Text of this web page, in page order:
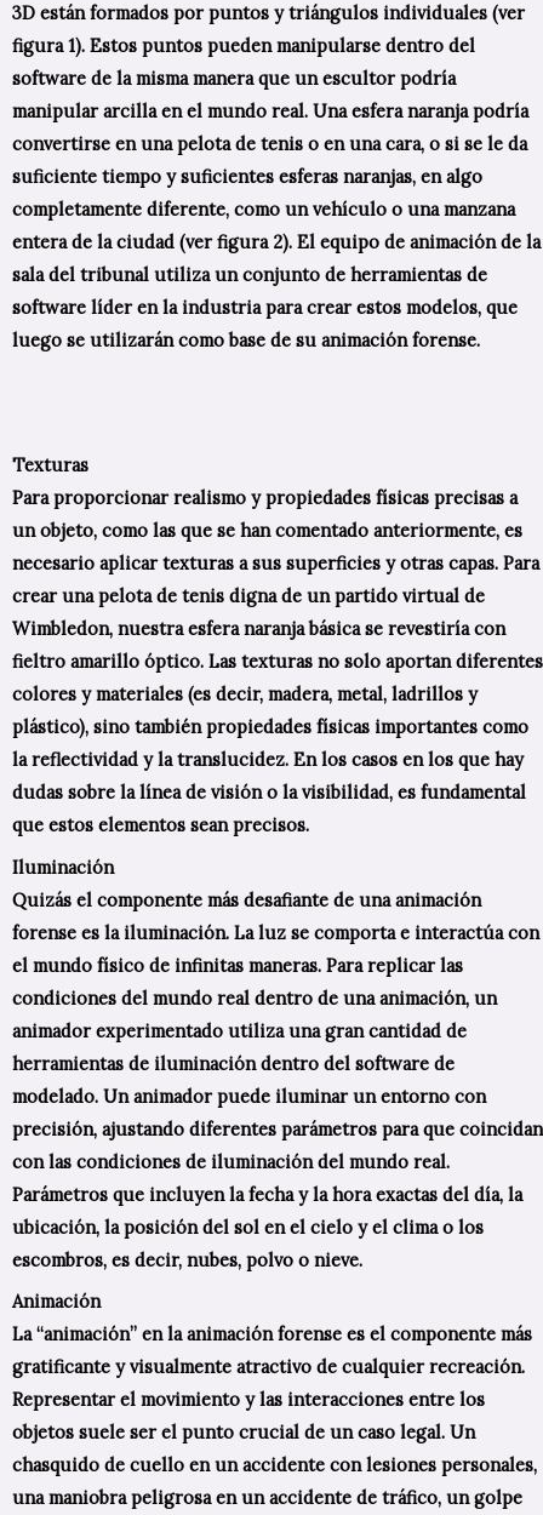
3D están formados por puntos y triángulos individuales (ver
figura 1). Estos puntos pueden manipularse dentro del
software de la misma manera que un escultor podría
manipular arcilla en el mundo real. Una esfera naranja podría
convertirse en una pelota de tenis o en una cara, o si se le da
suficiente tiempo y suficientes esferas naranjas, en algo
completamente diferente, como un vehículo o una manzana
entera de la ciudad (ver figura 2). El equipo de animación de la
sala del tribunal utiliza un conjunto de herramientas de
software líder en la industria para crear estos modelos, que
luego se utilizarán como base de su animación forense.
Texturas
Para proporcionar realismo y propiedades físicas precisas a
un objeto, como las que se han comentado anteriormente, es
necesario aplicar texturas a sus superficies y otras capas. Para
crear una pelota de tenis digna de un partido virtual de
Wimbledon, nuestra esfera naranja básica se revestiría con
fieltro amarillo óptico. Las texturas no solo aportan diferentes
colores y materiales (es decir, madera, metal, ladrillos y
plástico), sino también propiedades físicas importantes como
la reflectividad y la translucidez. En los casos en los que hay
dudas sobre la línea de visión o la visibilidad, es fundamental
que estos elementos sean precisos.
Iluminación
Quizás el componente más desafiante de una animación
forense es la iluminación. La luz se comporta e interactúa con
el mundo físico de infinitas maneras. Para replicar las
condiciones del mundo real dentro de una animación, un
animador experimentado utiliza una gran cantidad de
herramientas de iluminación dentro del software de
modelado. Un animador puede iluminar un entorno con
precisión, ajustando diferentes parámetros para que coincidan
con las condiciones de iluminación del mundo real.
Parámetros que incluyen la fecha y la hora exactas del día, la
ubicación, la posición del sol en el cielo y el clima o los
escombros, es decir, nubes, polvo o nieve.
Animación
La “animación” en la animación forense es el componente más
gratificante y visualmente atractivo de cualquier recreación.
Representar el movimiento y las interacciones entre los
objetos suele ser el punto crucial de un caso legal. Un
chasquido de cuello en un accidente con lesiones personales,
una maniobra peligrosa en un accidente de tráfico, un golpe